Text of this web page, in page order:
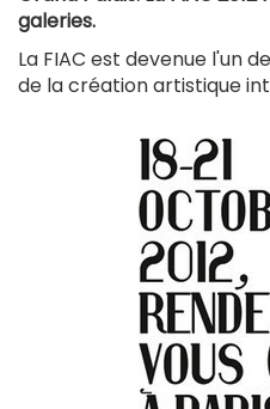
galeries.
La FIAC est devenue l'un
de la création artistique